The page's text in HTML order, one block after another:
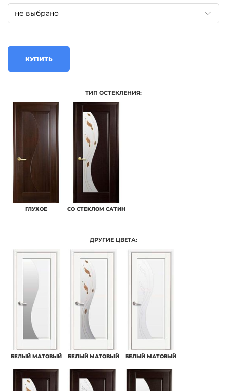
КУПИТЬ
ТИП ОСТЕКЛЕНИЯ:
ГЛУХОЕ СО СТЕКЛОМ САТИН
ДРУГИЕ ЦВЕТА:
БЕЛЫЙ МАТОВЫЙ БЕЛЫЙ МАТОВЫЙ БЕЛЫЙ МАТОВЫЙ